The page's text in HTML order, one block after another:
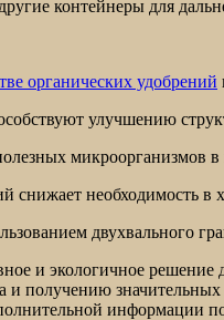
контейнеры для
органических удобрений
улучшению
микроорганизмов в
необходимость в
двухвального
и экологичное решение
получению
информации